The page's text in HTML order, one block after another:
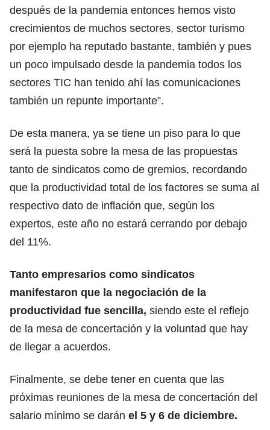
después de la pandemia entonces hemos visto
crecimientos de muchos sectores, sector turismo
por ejemplo ha reputado bastante, también y pues
un poco impulsado desde la pandemia todos los
sectores TIC han tenido ahí las comunicaciones
también un repunte importante”.
De esta manera, ya se tiene un piso para lo que
será la puesta sobre la mesa de las propuestas
tanto de sindicatos como de gremios, recordando
que la productividad total de los factores se suma al
respectivo dato de inflación que, según los
expertos, este año no estará cerrando por debajo
del 11%.
Tanto empresarios como sindicatos
manifestaron que la negociación de la
productividad fue sencilla, siendo este el reflejo
de la mesa de concertación y la voluntad que hay
de llegar a acuerdos.
Finalmente, se debe tener en cuenta que las
próximas reuniones de la mesa de concertación del
salario mínimo se darán el 5 y 6 de diciembre.